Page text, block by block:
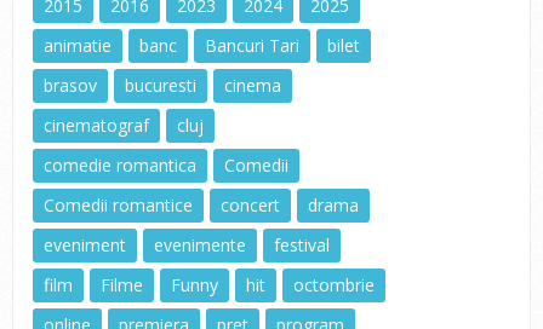
2015
2016 2023 2024
2025
animatie
banc Bancuri Tari
bilet
brasov
bucuresti
cinema
cinematograf
cluj
comedie romantica
Comedii
Comedii romantice
concert
drama
eveniment
evenimente
festival
film
Filme Funny hit
octombrie